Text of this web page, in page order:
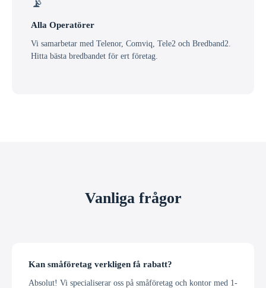
📡
Alla Operatörer
Vi samarbetar med Telenor, Comviq, Tele2 och Bredband2.
Hitta bästa bredbandet för ert företag.
Vanliga frågor
Kan småföretag verkligen få rabatt?
Absolut! Vi specialiserar oss på småföretag och kontor med 1-